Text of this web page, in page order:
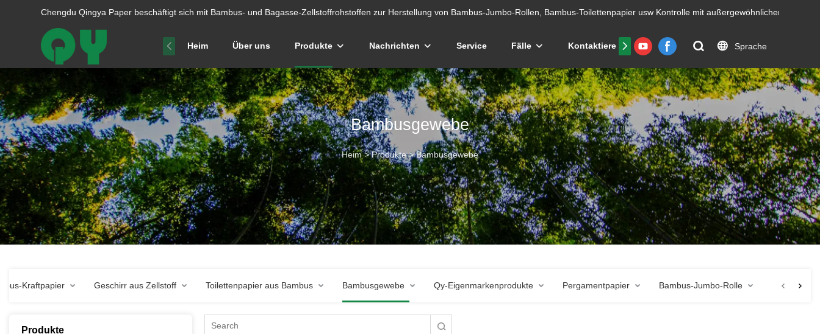
Chengdu Qingya Paper beschäftigt sich mit Bambus- und Bagasse-Zellstoffrohstoffen zur Herstellung von Bambus-Jumbo-Rollen, Bambus-Toilettenpapier usw Kontrolle mit außergewöhnlicher Effizienz.
Heim Über uns Produkte Nachrichten Service Fälle Kontaktiere uns FAQs ZertifikatSprache
Bambusgewebe
Heim > Produkte > Bambusgewebe
Kraftpapier Geschirr aus Zellstoff Toilettenpapier aus Bambus Bambusgewebe Qy-Eigenmarkenprodukte Pergamentpapier Bambus-Jumbo-Rolle
Produkte